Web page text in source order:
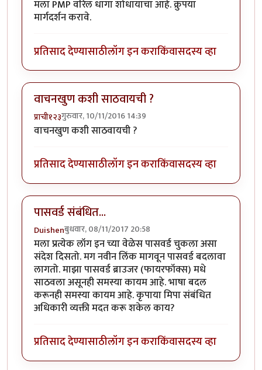
मला PMP वरिल धागा शोधायाचा आहे. क्रुपया
मार्गदर्शन करावे.
प्रतिसाद देण्यासाठीलॉग इन कराकिंवासदस्य व्हा
वाचनखुण कशी साठवायची ?
प्राची१२३गुरुवार, 10/11/2016 14:39
वाचनखुण कशी साठवायची ?
प्रतिसाद देण्यासाठीलॉग इन कराकिंवासदस्य व्हा
पासवर्ड संबंधित...
Duishenबुधवार, 08/11/2017 20:58
मला प्रत्येक लॉग इन च्या वेळेस पासवर्ड चुकला असा
संदेश दिसतो. मग नवीन लिंक मागवून पासवर्ड बदलावा
लागतो. माझा पासवर्ड ब्राउजर (फायरफॉक्स) मधे
साठवला असूनही समस्या कायम आहे. भाषा बदल
करूनही समस्या कायम आहे. कृपाया मिपा संबंधित
अधिकारी व्यक्ती मदत करू शकेल काय?
प्रतिसाद देण्यासाठीलॉग इन कराकिंवासदस्य व्हा